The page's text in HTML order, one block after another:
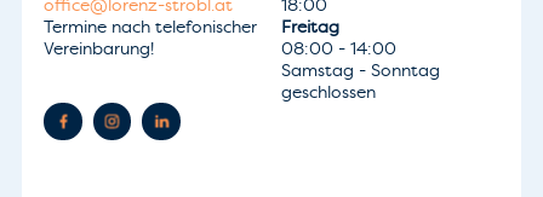
Termine nach telefonischer
Vereinbarung!
Freitag
08:00 - 14:00
Samstag - Sonntag
geschlossen